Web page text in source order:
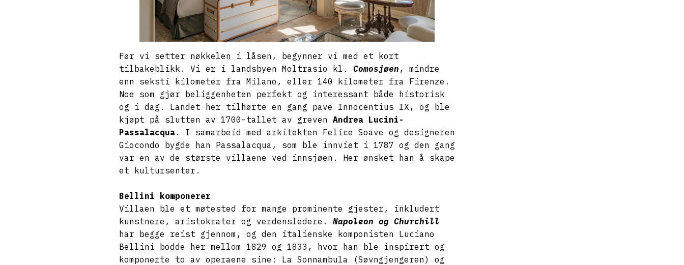
Før vi setter nøkkelen i låsen, begynner vi med et kort
tilbakeblikk. Vi er i landsbyen Moltrasio kl. Comosjøen , mindre
enn seksti kilometer fra Milano, eller 140 kilometer fra Firenze.
Noe som gjør beliggenheten perfekt og interessant både historisk
og i dag. Landet her tilhørte en gang pave Innocentius IX, og ble
kjøpt på slutten av 1700-tallet av greven Andrea Lucini-
Passalacqua. I samarbeid med arkitekten Felice Soave og designeren
Giocondo bygde han Passalacqua, som ble innviet i 1787 og den gang
var en av de største villaene ved innsjøen. Her ønsket han å skape
et kultursenter.
Bellini komponerer
Villaen ble et møtested for mange prominente gjester, inkludert
kunstnere, aristokrater og verdensledere. Napoleon og Churchill
har begge reist gjennom, og den italienske komponisten Luciano
Bellini bodde her mellom 1829 og 1833, hvor han ble inspirert og
komponerte to av operaene sine: La Sonnambula (Søvngjengeren) og